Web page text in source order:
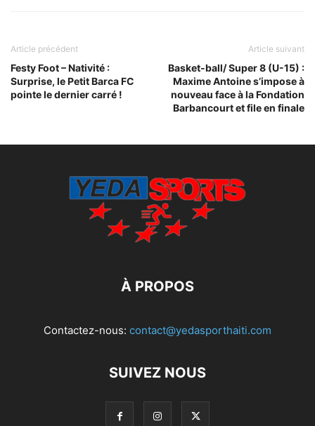
Article précédent
Festy Foot – Nativité :
Surprise, le Petit Barca FC
pointe le dernier carré !
Article suivant
Basket-ball/ Super 8 (U-15) :
Maxime Antoine s’impose à
nouveau face à la Fondation
Barbancourt et file en finale
À PROPOS
Contactez-nous: contact@yedasporthaiti.com
SUIVEZ NOUS